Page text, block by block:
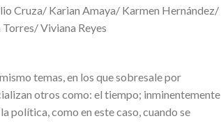
Cruza/ Karian Amaya/ Karmen Hernández/
Viviana Reyes
temas, en los que sobresale por
otros como: el tiempo; inminentemente
política, como en este caso, cuando se